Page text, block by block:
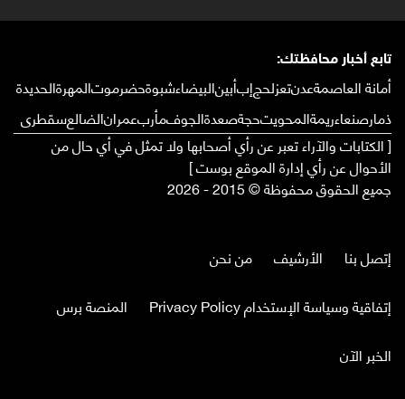
تابع أخبار محافظتك:
أمانة العاصمةعدنتعزلحجإبأبينالبيضاءشبوةحضرموتالمهرةالحديدة
ذمارصنعاءريمةالمحويتحجةصعدةالجوفمأربعمرانالضالعسقطرى
[ الكتابات والآراء تعبر عن رأي أصحابها ولا تمثل في أي حال من
الأحوال عن رأي إدارة الموقع بوست ]
جميع الحقوق محفوظة © 2015 - 2026
إتصل بنا الأرشيف
من نحن
إتفاقية وسياسة الإستخدام Privacy Policy
المنصة برس
الخبر الآن